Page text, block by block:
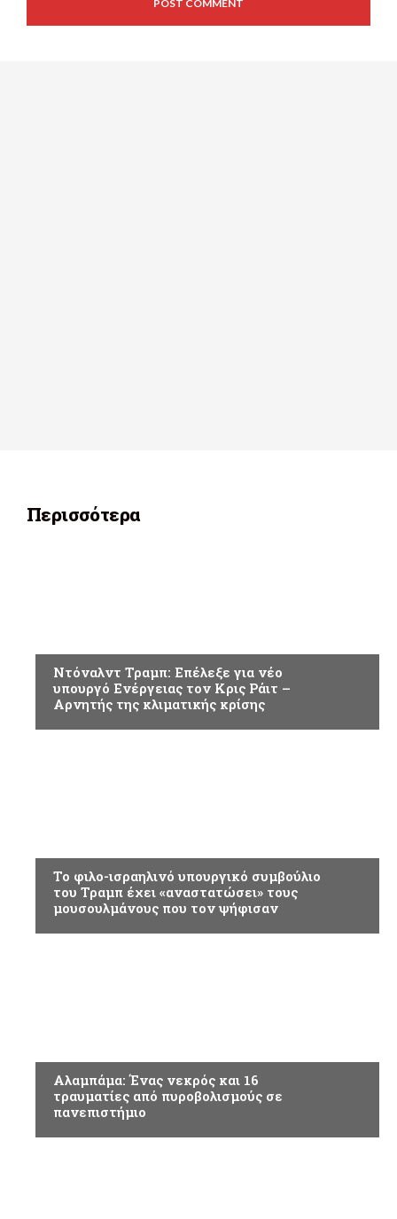
Περισσότερα
Ντόναλντ Τραμπ: Επέλεξε για νέο
υπουργό Ενέργειας τον Κρις Ράιτ –
Αρνητής της κλιματικής κρίσης
Το φιλο-ισραηλινό υπουργικό συμβούλιο
του Τραμπ έχει «αναστατώσει» τους
μουσουλμάνους που τον ψήφισαν
Αλαμπάμα: Ένας νεκρός και 16
τραυματίες από πυροβολισμούς σε
πανεπιστήμιο